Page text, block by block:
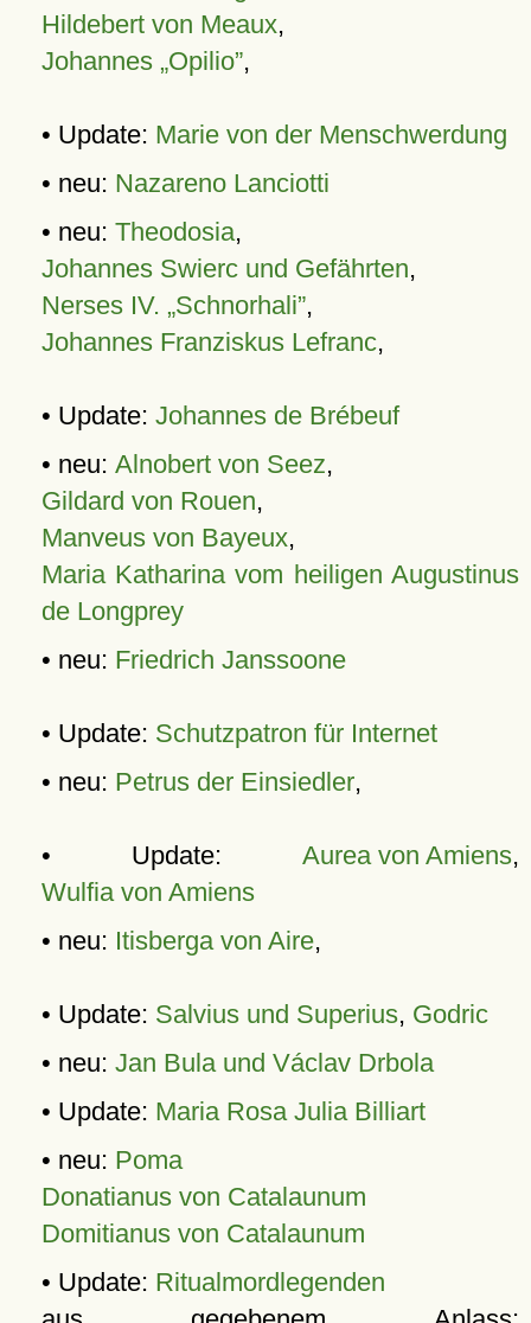
Hildebert von Meaux,
Johannes „Opilio”,
• Update: Marie von der Menschwerdung
• neu: Nazareno Lanciotti
• neu: Theodosia,
Johannes Swierc und Gefährten,
Nerses IV. „Schnorhali”,
Johannes Franziskus Lefranc,
• Update: Johannes de Brébeuf
• neu: Alnobert von Seez,
Gildard von Rouen,
Manveus von Bayeux,
Maria Katharina vom heiligen Augustinus
de Longprey
• neu: Friedrich Janssoone
• Update: Schutzpatron für Internet
• neu: Petrus der Einsiedler,
• Update: Aurea von Amiens,
Wulfia von Amiens
• neu: Itisberga von Aire,
• Update: Salvius und Superius, Godric
• neu: Jan Bula und Václav Drbola
• Update: Maria Rosa Julia Billiart
• neu: Poma
Donatianus von Catalaunum
Domitianus von Catalaunum
• Update: Ritualmordlegenden